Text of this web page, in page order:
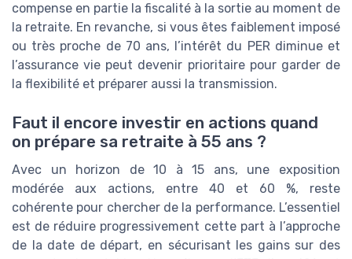
compense en partie la fiscalité à la sortie au moment de
la retraite. En revanche, si vous êtes faiblement imposé
ou très proche de 70 ans, l’intérêt du PER diminue et
l’assurance vie peut devenir prioritaire pour garder de
la flexibilité et préparer aussi la transmission.
Faut il encore investir en actions quand
on prépare sa retraite à 55 ans ?
Avec un horizon de 10 à 15 ans, une exposition
modérée aux actions, entre 40 et 60 %, reste
cohérente pour chercher de la performance. L’essentiel
est de réduire progressivement cette part à l’approche
de la date de départ, en sécurisant les gains sur des